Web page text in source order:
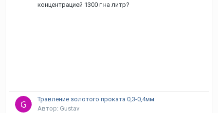
концентрацией 1300 г на литр?
Травление золотого проката 0,3-0,4мм
Автор: Gustav